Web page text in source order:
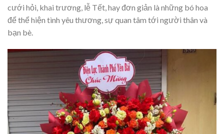
cưới hỏi, khai trương, lễ Tết, hay đơn giản là những bó hoa
để thể hiện tình yêu thương, sự quan tâm tới người thân và
bạn bè.